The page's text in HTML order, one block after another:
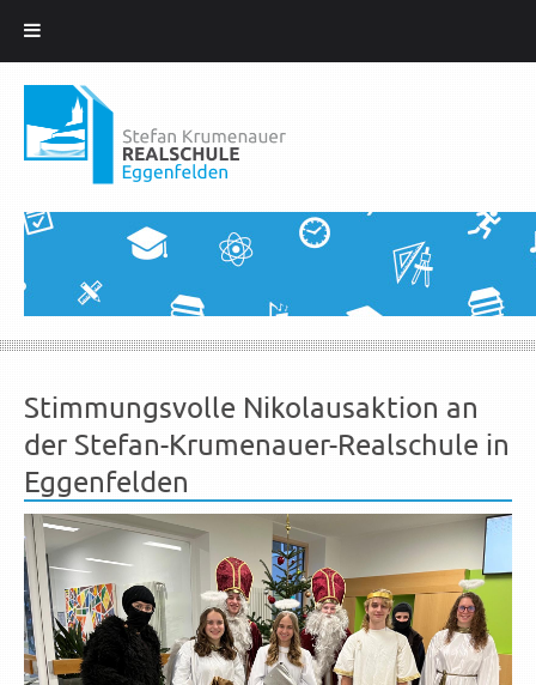
Inhalt
springen
Stimmungsvolle Nikolausaktion an
der Stefan-Krumenauer-Realschule in
Eggenfelden